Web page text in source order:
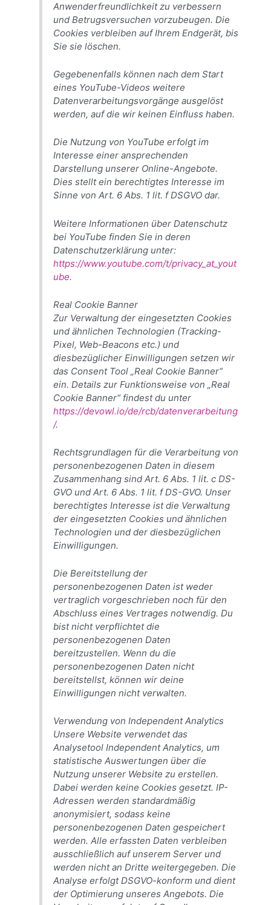
Anwenderfreundlichkeit zu verbessern
und Betrugsversuchen vorzubeugen. Die
Cookies verbleiben auf Ihrem Endgerät, bis
Sie sie löschen.
Gegebenenfalls können nach dem Start
eines YouTube-Videos weitere
Datenverarbeitungsvorgänge ausgelöst
werden, auf die wir keinen Einfluss haben.
Die Nutzung von YouTube erfolgt im
Interesse einer ansprechenden
Darstellung unserer Online-Angebote.
Dies stellt ein berechtigtes Interesse im
Sinne von Art. 6 Abs. 1 lit. f DSGVO dar.
Weitere Informationen über Datenschutz
bei YouTube finden Sie in deren
Datenschutzerklärung unter:
https://www.youtube.com/t/privacy_at_yout
ube.
Real Cookie Banner
Zur Verwaltung der eingesetzten Cookies
und ähnlichen Technologien (Tracking-
Pixel, Web-Beacons etc.) und
diesbezüglicher Einwilligungen setzen wir
das Consent Tool „Real Cookie Banner“
ein. Details zur Funktionsweise von „Real
Cookie Banner“ findest du unter
https://devowl.io/de/rcb/datenverarbeitung
/.
Rechtsgrundlagen für die Verarbeitung von
personenbezogenen Daten in diesem
Zusammenhang sind Art. 6 Abs. 1 lit. c DS-
GVO und Art. 6 Abs. 1 lit. f DS-GVO. Unser
berechtigtes Interesse ist die Verwaltung
der eingesetzten Cookies und ähnlichen
Technologien und der diesbezüglichen
Einwilligungen.
Die Bereitstellung der
personenbezogenen Daten ist weder
vertraglich vorgeschrieben noch für den
Abschluss eines Vertrages notwendig. Du
bist nicht verpflichtet die
personenbezogenen Daten
bereitzustellen. Wenn du die
personenbezogenen Daten nicht
bereitstellst, können wir deine
Einwilligungen nicht verwalten.
Verwendung von Independent Analytics
Unsere Website verwendet das
Analysetool Independent Analytics, um
statistische Auswertungen über die
Nutzung unserer Website zu erstellen.
Dabei werden keine Cookies gesetzt. IP-
Adressen werden standardmäßig
anonymisiert, sodass keine
personenbezogenen Daten gespeichert
werden. Alle erfassten Daten verbleiben
ausschließlich auf unserem Server und
werden nicht an Dritte weitergegeben. Die
Analyse erfolgt DSGVO-konform und dient
der Optimierung unseres Angebots. Die